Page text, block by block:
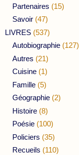
Partenaires (15)
Savoir (47)
LIVRES (537)
Autobiographie (127)
Autres (21)
Cuisine (1)
Famille (5)
Géographie (2)
Histoire (8)
Poésie (100)
Policiers (35)
Recueils (110)